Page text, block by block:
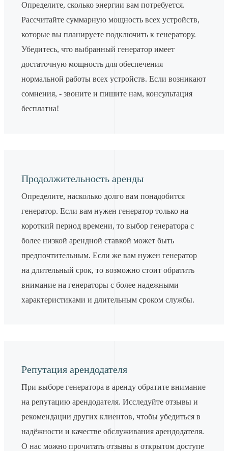
Определите, сколько энергии вам потребуется.
Рассчитайте суммарную мощность всех устройств,
которые вы планируете подключить к генератору.
Убедитесь, что выбранный генератор имеет
достаточную мощность для обеспечения
нормальной работы всех устройств. Если возникают
сомнения, - звоните и пишите нам, консультация
бесплатна!
Продолжительность аренды
Определите, насколько долго вам понадобится
генератор. Если вам нужен генератор только на
короткий период времени, то выбор генератора с
более низкой арендной ставкой может быть
предпочтительным. Если же вам нужен генератор
на длительный срок, то возможно стоит обратить
внимание на генераторы с более надежными
характеристиками и длительным сроком службы.
Репутация арендодателя
При выборе генератора в аренду обратите внимание
на репутацию арендодателя. Исследуйте отзывы и
рекомендации других клиентов, чтобы убедиться в
надёжности и качестве обслуживания арендодателя.
О нас можно прочитать отзывы в открытом доступе